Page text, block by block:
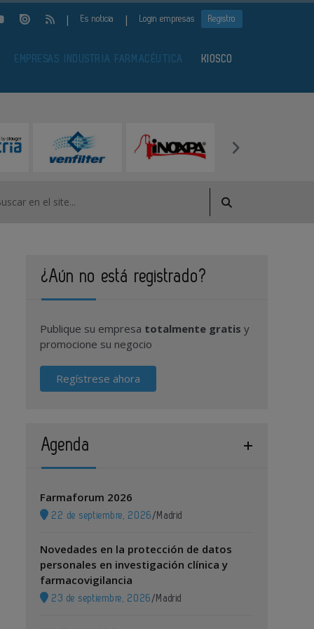
| Es noticia | Login empresas Registro
EMPRESAS INDUSTRIA FARMACÉUTICA KIOSCO
¿Aún no está registrado?
Publique su empresa totalmente gratis y
promocione su negocio
Regístrese ahora
Agenda
Farmaforum 2026
22 de septiembre, 2026 / Madrid
Novedades en la protección de datos
personales en investigación clínica y
farmacovigilancia
23 de septiembre, 2026 / Madrid